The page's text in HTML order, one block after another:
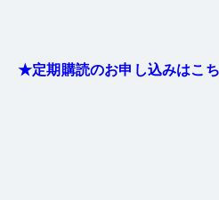
★定期購読のお申し込みはこ